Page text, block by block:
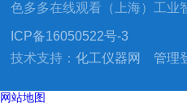
色多多在线观看（上海）工业
ICP备16050522号-3
技术支持：化工仪器网 管理
网站地图